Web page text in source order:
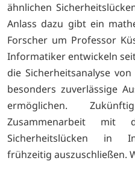
ähnlichen
Anlass dazu gibt ein
Forscher um Professor
Informatiker entwickeln
die Sicherheitsanalyse
besonders zuverlässige
ermöglichen.
Zusammenarbeit
Sicherheitslücken in
frühzeitig auszuschließen.